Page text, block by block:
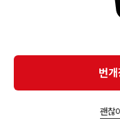
번개장터(주) 사업자정보, 이용약
번개장터㈜는 통신판매중개자이며,
소비자보호에 관한 법률 등 관련 법령
개별 판매자에게 귀속하고, 번개장터
다만, 번개장터㈜가 직접 판매하는
번
괜찮